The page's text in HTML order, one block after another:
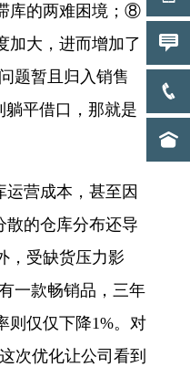
库的两难困境；⑧
加大，进而增加了
题暂且归入销售
躺平借口，那就是
营成本，甚至因
散的仓库分布还导
，受缺货压力影
一款畅销品，三年
则仅仅下降1%。对
次优化让公司看到